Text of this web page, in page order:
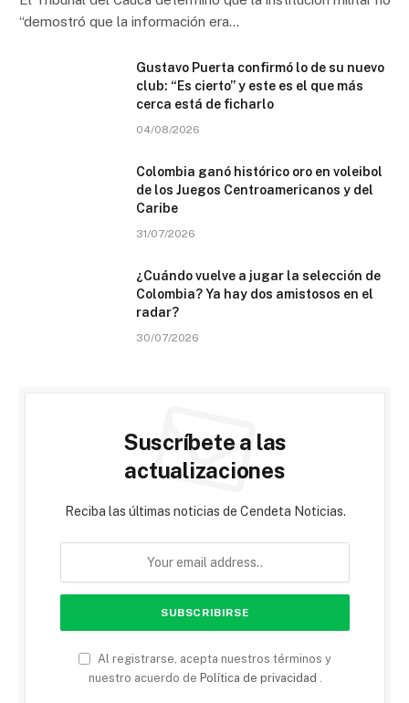
“demostró que la información era…
Gustavo Puerta confirmó lo de su nuevo
club: “Es cierto” y este es el que más
cerca está de ficharlo
04/08/2026
Colombia ganó histórico oro en voleibol
de los Juegos Centroamericanos y del
Caribe
31/07/2026
¿Cuándo vuelve a jugar la selección de
Colombia? Ya hay dos amistosos en el
radar?
30/07/2026
Suscríbete a las
actualizaciones
Reciba las últimas noticias de Cendeta Noticias.
Al registrarse, acepta nuestros términos y
nuestro acuerdo de Política de privacidad .